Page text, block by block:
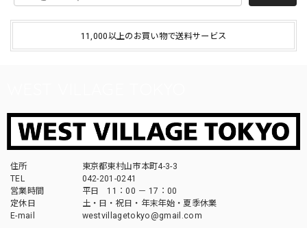
11,000以上のお買い物で送料サービス
住所
東京都東村山市本町4-3-3
TEL
042-201-0241
営業時間
平日 11：00 － 17：00
定休日
土・日・祝日・年末年始・夏季休業
E-mail
westvillagetokyo@gmail.com